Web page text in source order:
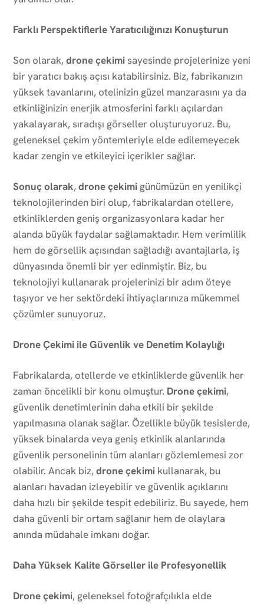
Farklı Perspektiflerle Yaratıcılığınızı Konuşturun
Son olarak,drone çekimisayesinde projelerinize yeni
bir yaratıcı bakış açısı katabilirsiniz. Biz, fabrikanızın
yüksek tavanlarını, otelinizin güzel manzarasını ya da
etkinliğinizin enerjik atmosferini farklı açılardan
yakalayarak, sıradışı görseller oluşturuyoruz. Bu,
geleneksel çekim yöntemleriyle elde edilemeyecek
kadar zengin ve etkileyici içerikler sağlar.
Sonuç olarak,drone çekimi günümüzün en yenilikçi
teknolojilerinden biri olup, fabrikalardan otellere,
etkinliklerden geniş organizasyonlara kadar her
alanda büyük faydalar sağlamaktadır. Hem verimlilik
hem de görsellik açısından sağladığı avantajlarla, iş
dünyasında önemli bir yer edinmiştir. Biz, bu
teknolojiyi kullanarak projelerinizi bir adım öteye
taşıyor ve her sektördeki ihtiyaçlarınıza mükemmel
çözümler sunuyoruz.
Drone Çekimi ile Güvenlik ve Denetim Kolaylığı
Fabrikalarda, otellerde ve etkinliklerde güvenlik her
zaman öncelikli bir konu olmuştur. Drone çekimi,
güvenlik denetimlerinin daha etkili bir şekilde
yapılmasına olanak sağlar. Özellikle büyük tesislerde,
yüksek binalarda veya geniş etkinlik alanlarında
güvenlik personelinin tüm alanları gözlemlemesi zor
olabilir. Ancak biz,drone çekimi kullanarak, bu
alanları havadan izleyebilir ve güvenlik açıklarını
daha hızlı bir şekilde tespit edebiliriz. Bu sayede, hem
daha güvenli bir ortam sağlanır hem de olaylara
anında müdahale imkanı doğar.
Daha Yüksek Kalite Görseller ile Profesyonellik
Drone çekimi, geleneksel fotoğrafçılıkla elde